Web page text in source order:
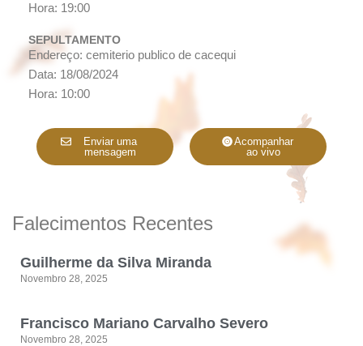
Hora: 19:00
SEPULTAMENTO
Endereço: cemiterio publico de cacequi
Data: 18/08/2024
Hora: 10:00
Enviar uma
mensagem
Acompanhar
ao vivo
Falecimentos Recentes
Guilherme da Silva Miranda
Novembro 28, 2025
Francisco Mariano Carvalho Severo
Novembro 28, 2025